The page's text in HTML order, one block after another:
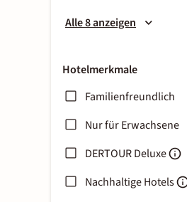
Alle 8 anzeigen
Hotelmerkmale
Familienfreundlich
Nur für Erwachsene
DERTOUR Deluxe
Nachhaltige Hotels